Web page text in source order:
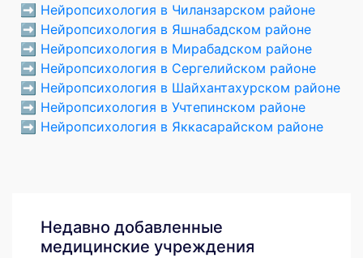
➡️ Нейропсихология в Чиланзарском районе
➡️ Нейропсихология в Яшнабадском районе
➡️ Нейропсихология в Мирабадском районе
➡️ Нейропсихология в Сергелийском районе
➡️ Нейропсихология в Шайхантахурском районе
➡️ Нейропсихология в Учтепинском районе
➡️ Нейропсихология в Яккасарайском районе
Недавно добавленные
медицинские учреждения